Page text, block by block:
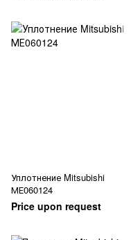
Уплотнение Mitsubishi
МЕ060124
Price upon request